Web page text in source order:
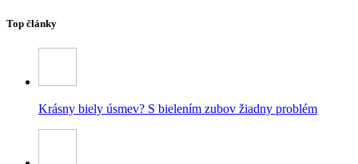
Top články
Krásny biely úsmev? S bielením zubov žiadny problém